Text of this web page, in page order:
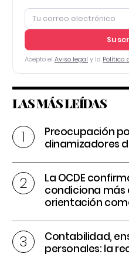
Acepto el Aviso legal y la Política
LAS MÁS LEÍDAS
Preocupación
dinamizadores
La OCDE
condiciona más
orientación
Contabilidad,
personales: la